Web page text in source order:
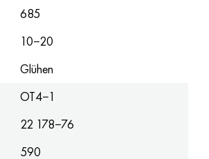
685
10−20
Glühen
OT4−1
22 178−76
590